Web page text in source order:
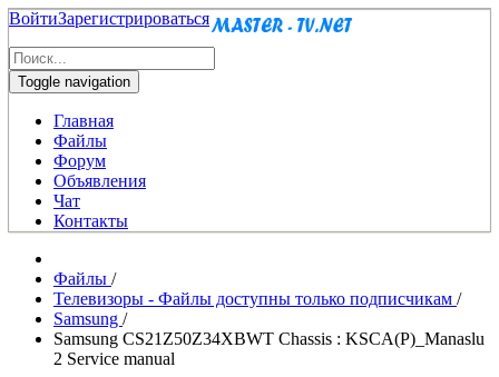
ВойтиЗарегистрироваться
Toggle navigation
Главная
Файлы
Форум
Объявления
Чат
Контакты
Файлы /
Телевизоры - Файлы доступны только подписчикам /
Samsung /
Samsung CS21Z50Z34XBWT Chassis : KSCA(P)_Manaslu
2 Service manual